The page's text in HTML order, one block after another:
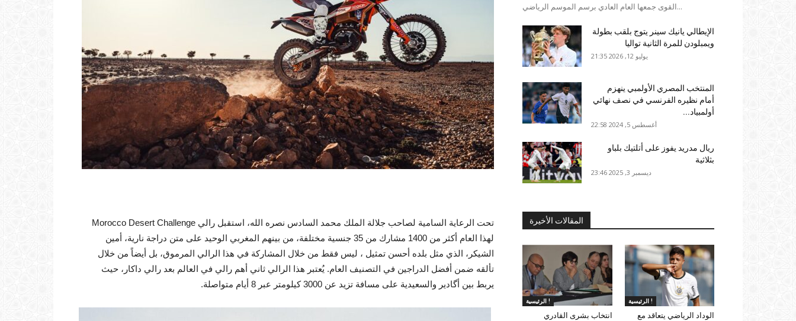
تحت الرعاية السامية لصاحب جلالة الملك محمد السادس نصره الله، استقبل رالي Morocco Desert Challenge
لهذا العام أكثر من 1400 مشارك من 35 جنسية مختلفة، من بينهم المغربي الوحيد على متن دراجة نارية، أمين
الشيكر، الذي مثل بلده أحسن تمثيل ، ليس فقط من خلال المشاركة في هذا الرالي المرموق، بل أيضاً من خلال
تألقه ضمن أفضل الدراجين في التصنيف العام. يُعتبر هذا الرالي ثاني أهم رالي في العالم بعد رالي داكار، حيث
يربط بين أگادير والسعيدية على مسافة تزيد عن 3000 كيلومتر عبر 8 أيام متواصلة.
القوى جمعها العام العادي برسم الموسم الرياضي...
الإيطالي يانيك سينر يتوج بلقب بطولة
ويمبلودن للمرة الثانية تواليا
يوليو 12, 2026 21:35
المنتخب المصري الأولمبي ينهزم
أمام نظيره الفرنسي في نصف نهائي
أولمبياد...
أغسطس 5, 2024 22:58
ريال مدريد يفوز على أتلتيك بلباو
بثلاثية
ديسمبر 3, 2025 23:46
المقالات الأخيرة
الرئيسية !
انتخاب بشرى القادري
الرئيسية !
الوداد الرياضي يتعاقد مع